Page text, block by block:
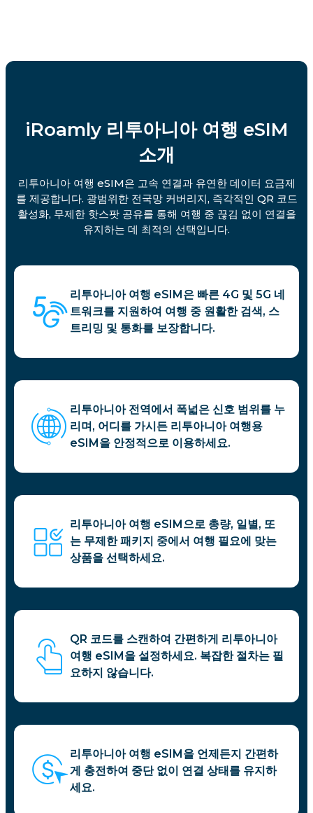
iRoamly 리투아니아 여행 eSIM
소개
리투아니아 여행 eSIM은 고속 연결과 유연한 데이터 요금제
를 제공합니다. 광범위한 전국망 커버리지, 즉각적인 QR 코드
활성화, 무제한 핫스팟 공유를 통해 여행 중 끊김 없이 연결을
유지하는 데 최적의 선택입니다.
리투아니아 여행 eSIM은 빠른 4G 및 5G 네
트워크를 지원하여 여행 중 원활한 검색, 스
트리밍 및 통화를 보장합니다.
리투아니아 전역에서 폭넓은 신호 범위를 누
리며, 어디를 가시든 리투아니아 여행용
eSIM을 안정적으로 이용하세요.
리투아니아 여행 eSIM으로 총량, 일별, 또
는 무제한 패키지 중에서 여행 필요에 맞는
상품을 선택하세요.
QR 코드를 스캔하여 간편하게 리투아니아
여행 eSIM을 설정하세요. 복잡한 절차는 필
요하지 않습니다.
리투아니아 여행 eSIM을 언제든지 간편하
게 충전하여 중단 없이 연결 상태를 유지하
세요.